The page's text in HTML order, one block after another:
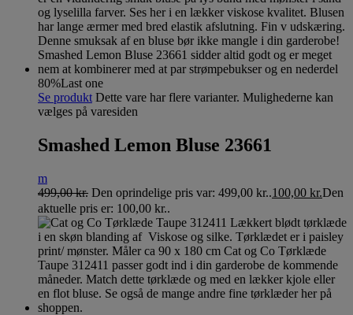
80%Last one
Se produkt Dette vare har flere varianter. Mulighederne kan
vælges på varesiden
Smashed Lemon Bluse 23661
m
499,00kr. Den oprindelige pris var: 499,00 kr..100,00 kr.Den
aktuelle pris er: 100,00 kr..